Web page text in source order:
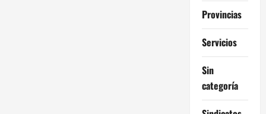
Provincias
Servicios
Sin
categoría